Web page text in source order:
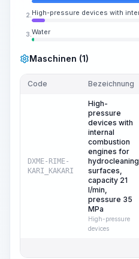
2.
3. Water
Maschinen (1)
Code Bezeichnung
DXME-RIME-
KARI_KAKARI
High-
pressure
devices with
internal
combustion
engines for
hydrocleaning
surfaces,
capacity 21
l/min,
pressure 35
MPa
High-pressure
devices